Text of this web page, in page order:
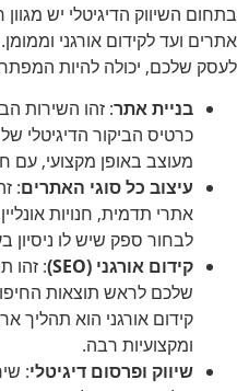
בתחום השיווק הדיגיטלי יש
אתרים ועד לקידום אורגני
לעסק שלכם, יכולה להיות
בניית אתר: זהו השירות
כרטיס הביקור הדיגיטלי
מעוצב באופן מקצועי, עם
עיצוב כל סוגי האתרים:
אתרי תדמית, חנויות
לבחור ספק שיש לו
קידום אורגני (SEO)
: זהו
שלכם לראש תוצאות
קידום אורגני הוא תהליך
ומקצועיות רבה.
שיווק ופרסום דיגיטלי: